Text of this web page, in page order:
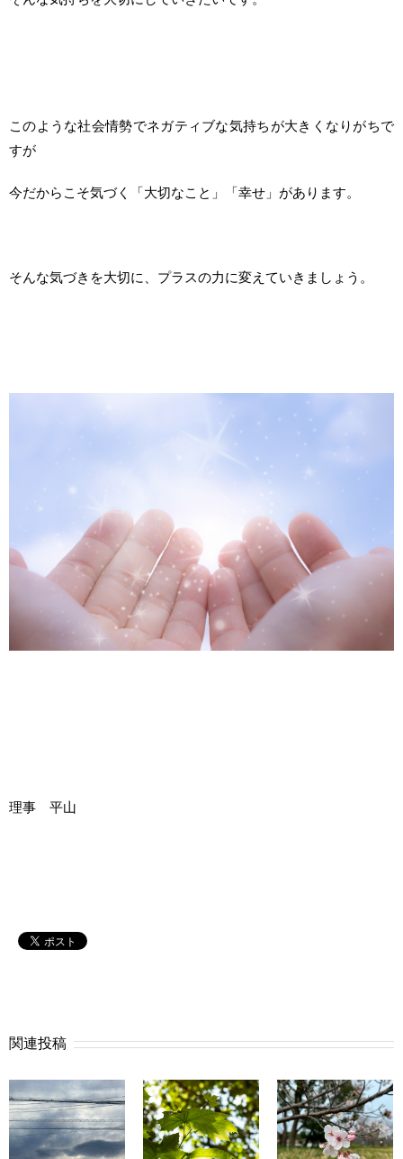
このような社会情勢でネガティブな気持ちが大きくなりがちで
すが
今だからこそ気づく「大切なこと」「幸せ」があります。
そんな気づきを大切に、プラスの力に変えていきましょう。
理事 平山
関連投稿